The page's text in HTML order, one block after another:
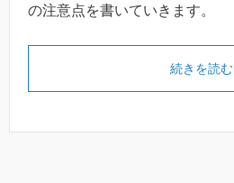
の注意点を書いていきます。
続きを読む